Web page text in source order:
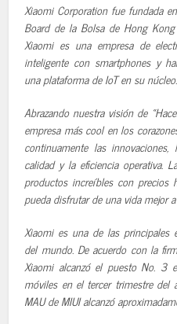
Xiaomi Corporation fue fundada
Board de la Bolsa de Hong
Xiaomi es una empresa de
inteligente con smartphones y
una plataforma de IoT en su núcleo.
Abrazando nuestra visión de
empresa más cool en los
continuamente las
calidad y la eficiencia operativa.
productos increíbles con
pueda disfrutar de una vida mejor
Xiaomi es una de las principales
del mundo. De acuerdo con la
Xiaomi alcanzó el puesto No. 3
móviles en el tercer trimestre
MAU de MIUI alcanzó